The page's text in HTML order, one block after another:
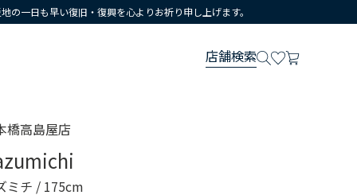
一日も早い復旧・復興を心よりお祈り申し上げます。
店舗検索
橋高島屋店
ミチ / 175cm